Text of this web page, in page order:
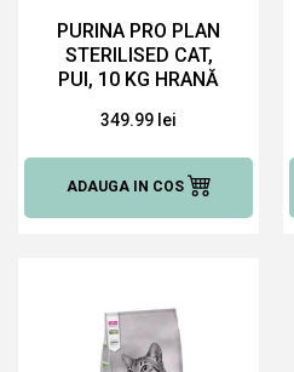
PURINA PRO PLAN
STERILISED CAT,
PUI, 10 KG HRANĂ
PISICI
349.99 lei
ADAUGA IN COS